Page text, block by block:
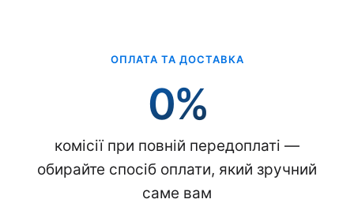
ОПЛАТА ТА ДОСТАВКА
0%
комісії при повній передоплаті —
обирайте спосіб оплати, який зручний
саме вам